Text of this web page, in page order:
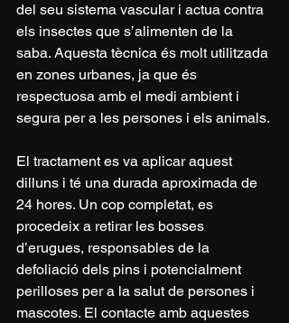
del seu sistema vascular i actua contra
els insectes que s’alimenten de la
saba. Aquesta tècnica és molt utilitzada
en zones urbanes, ja que és
respectuosa amb el medi ambient i
segura per a les persones i els animals.
El tractament es va aplicar aquest
dilluns i té una durada aproximada de
24 hores. Un cop completat, es
procedeix a retirar les bosses
d’erugues, responsables de la
defoliació dels pins i potencialment
perilloses per a la salut de persones i
mascotes. El contacte amb aquestes